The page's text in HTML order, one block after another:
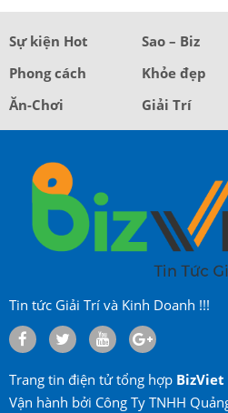
Sự kiện Hot Sao – Biz
Phong cách
Khỏe đẹp
Ăn-Chơi
Giải Trí
Tin tức Giải Trí và Kinh Doanh !!!
Trang tin điện tử tổng hợp BizViet
Vận hành bởi Công Ty TNHH